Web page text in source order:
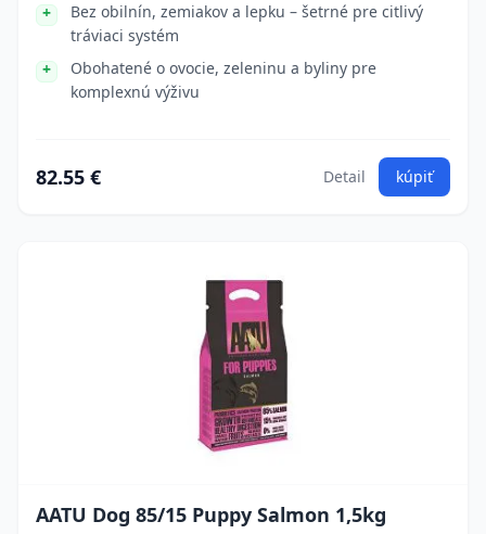
Bez obilnín, zemiakov a lepku – šetrné pre citlivý
tráviaci systém
Obohatené o ovocie, zeleninu a byliny pre
komplexnú výživu
82.55 € Detail kúpiť
AATU Dog 85/15 Puppy Salmon 1,5kg